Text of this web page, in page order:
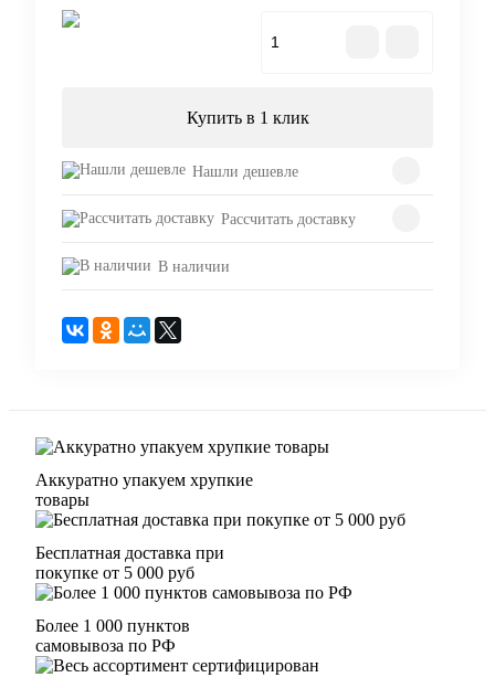
Купить в 1 клик
Нашли дешевле
Рассчитать доставку
В наличии
Аккуратно упакуем хрупкие
товары
Бесплатная доставка при
покупке от 5 000 руб
Более 1 000 пунктов
самовывоза по РФ